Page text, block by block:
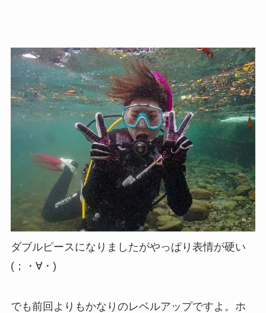
ダブルピースになりましたがやっぱり表情が硬い
(；・∀・)
でも前回よりもかなりのレベルアップですよ。ホ